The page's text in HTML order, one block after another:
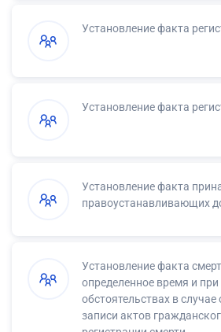
Установление факта
Установление факта
Установление факта
правоустанавливающих
Установление факта
определенное время и
обстоятельствах в
записи актов